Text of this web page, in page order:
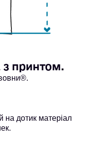
з принтом.
на дотик матеріал